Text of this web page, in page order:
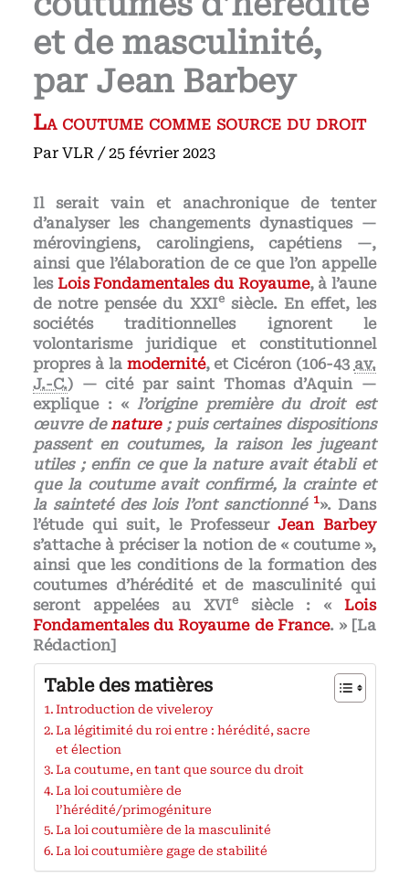
et de masculinité,
par Jean Barbey
La coutume comme source du droit
ParVLR /25 février 2023
Il serait vain et anachronique de tenter
d’analyser les changements dynastiques —
mérovingiens, carolingiens, capétiens —,
ainsi que l’élaboration de ce que l’on appelle
les Lois Fondamentales du Royaume, à l’aune
de notre pensée du XXIesiècle. En effet, les
sociétés traditionnelles ignorent le
volontarisme juridique et constitutionnel
propres à la modernité, et Cicéron (106-43 av.
J.-C.) — cité par saint Thomas d’Aquin —
explique : « l’origine première du droit est
œuvre de nature; puis certaines dispositions
passent en coutumes, la raison les jugeant
utiles ; enfin ce que la nature avait établi et
que la coutume avait confirmé, la crainte et
la sainteté des lois l’ont sanctionné
1». Dans
l’étude qui suit, le ProfesseurJean Barbey
s’attache à préciser la notion de « coutume »,
ainsi que les conditions de la formation des
coutumes d’hérédité et de masculinité qui
seront appelées au XVIe siècle : « Lois
Fondamentales du Royaume de France. » [La
Rédaction]
Table des matières
Introduction de viveleroy
La légitimité du roi entre : hérédité, sacre
et élection
La coutume, en tant que source du droit
La loi coutumière de
l’hérédité/primogéniture
La loi coutumière de la masculinité
La loi coutumière gage de stabilité